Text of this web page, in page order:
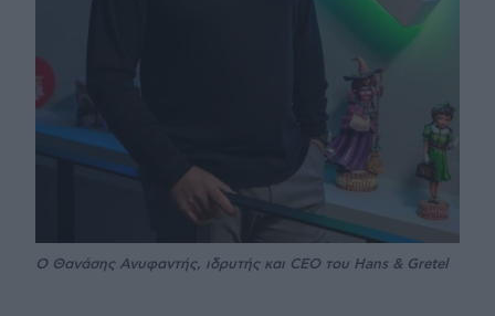
Ο Θανάσης Ανυφαντής, ιδρυτής και CEO του Hans & Gretel